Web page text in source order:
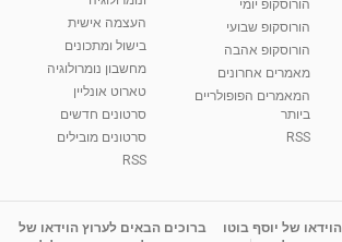
01:46 2,309 צפיות
05:37
משמעות חודש הלידה -
נומרולוגית
לאימון התנהגותי - קשב
- היכרות עם האני הפנימי
הורוסקופ יומי
הורוסקופ שבועי
הורוסקופ אהבה
מאמרים אחרונים
המאמרים הפופולריים
ביותר
RSS
העצמה אישית
בישול ומתכונים
מחשבון נומרולוגיה
טארוט אונליין
סרטונים חדשים
סרטונים מובילים
RSS
של יוסף בוטו
ברוכים הבאים לערוץ הוידאו של